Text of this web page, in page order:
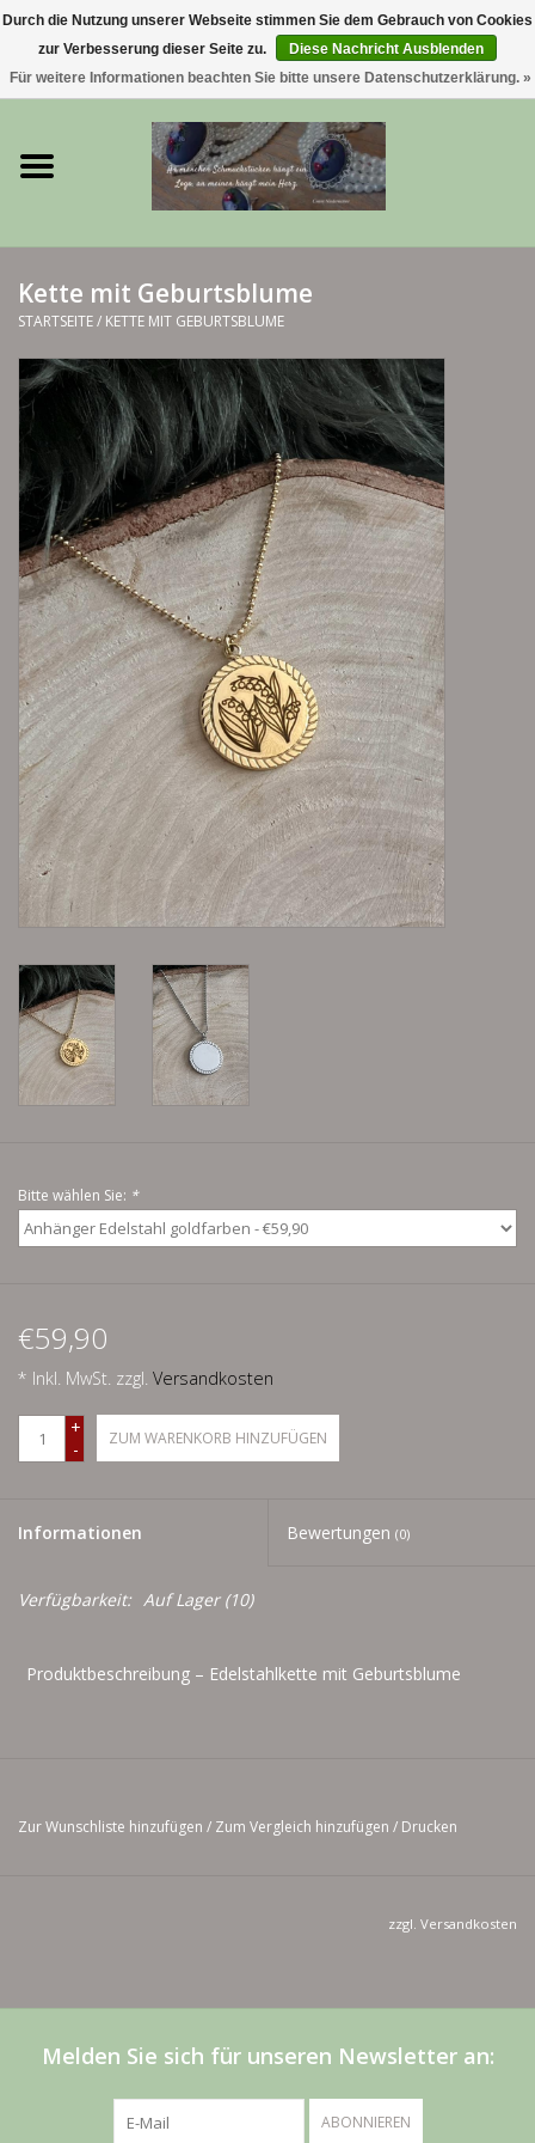
0 Artikel - €0,00
Trachtenschmuck & Ketten
exklusive Kropfketten
925 Silberschmuck
BERGliebe-Kollektion
Blütenkranzkollektion
I ❤️ bayerischer Wald Armband
Lieblingsmensch Kollektion
Ohrringe & Ohrstecker
Armbänder
Tücher
individuell gravierbarer
Schmuck
Schmuck aus goldenem Gras
Men
Ledertasche Herzform
Kette mit Geburtsblume
STARTSEITE/ KETTE MIT GEBURTSBLUME
Bitte wählen Sie: *
€59,90
* Inkl. MwSt. zzgl. Versandkosten
+
-
ZUM WARENKORB HINZUFÜGEN
Informationen Bewertungen (0)
Verfügbarkeit: Auf Lager(10)
Produktbeschreibung – Edelstahlkette mit Geburtsblume
Diese fein gearbeitete Edelstahlkette mit filigranem
Randgestaltung verleiht dem Schmuckstück zusätzliche
Zur Wunschliste hinzufügen / Zum Vergleich hinzufügen / Drucken
zzgl. Versandkosten
Melden Sie sich für unseren Newsletter an:
ABONNIEREN
Durch die Nutzung unserer Webseite stimmen Sie dem Gebrauch von Cookies
zur Verbesserung dieser Seite zu.
Diese Nachricht Ausblenden
Für weitere Informationen beachten Sie bitte unsere Datenschutzerklärung. »